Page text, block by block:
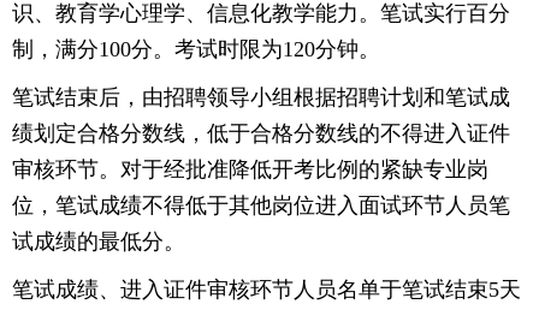
识、教育学心理学、信息化教学能力。笔试实行百分
制，满分100分。考试时限为120分钟。
笔试结束后，由招聘领导小组根据招聘计划和笔试成
绩划定合格分数线，低于合格分数线的不得进入证件
审核环节。对于经批准降低开考比例的紧缺专业岗
位，笔试成绩不得低于其他岗位进入面试环节人员笔
试成绩的最低分。
笔试成绩、进入证件审核环节人员名单于笔试结束5天